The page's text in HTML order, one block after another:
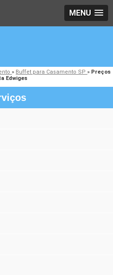
MENU
» Buffet para Casamento SP» Preços
Edwiges